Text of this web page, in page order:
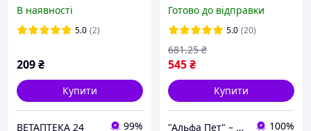
отиту у кішок і собак, 15
мл
В наявності
5.0 (2)
209₴
Купити
ВЕТАПТЕКА 24 99%
Готово до відправки
5.0 (20)
545₴
681.25 ₴
Купити
"Альфа Пет" – здоров’я та щастя тварин щодня 100%